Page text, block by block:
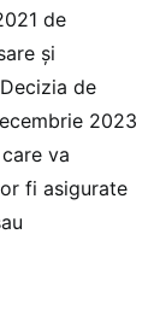
de
și
de
2023
va
fi asigurate